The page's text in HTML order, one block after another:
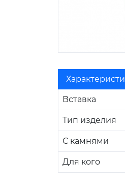
Вставка
Тип изделия
С камнями
Для кого